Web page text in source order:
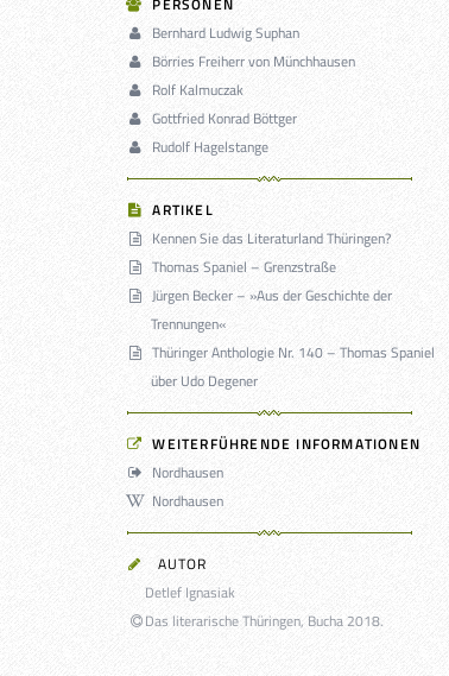
Bernhard Ludwig Suphan
Börries Freiherr von Münchhausen
Rolf Kalmuczak
Gottfried Konrad Böttger
Rudolf Hagelstange
ARTIKEL
Kennen Sie das Literaturland Thüringen?
Thomas Spaniel – Grenzstraße
Jürgen Becker – »Aus der Geschichte der
Trennungen«
Thüringer Anthologie Nr. 140 – Thomas Spaniel
über Udo Degener
WEITERFÜHRENDE INFORMATIONEN
Nordhausen
Nordhausen
AUTOR
Detlef Ignasiak
Das literarische Thüringen, Bucha 2018.